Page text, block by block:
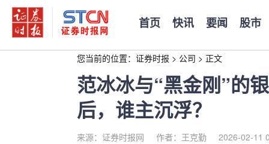
首页 快讯 要闻 股市
您当前的位置： 证券时报 > 公司 > 正文
范冰冰与“黑金刚”的
后，谁主沉浮？
来源：证券时报网 作者：王克勤 2026-02-11